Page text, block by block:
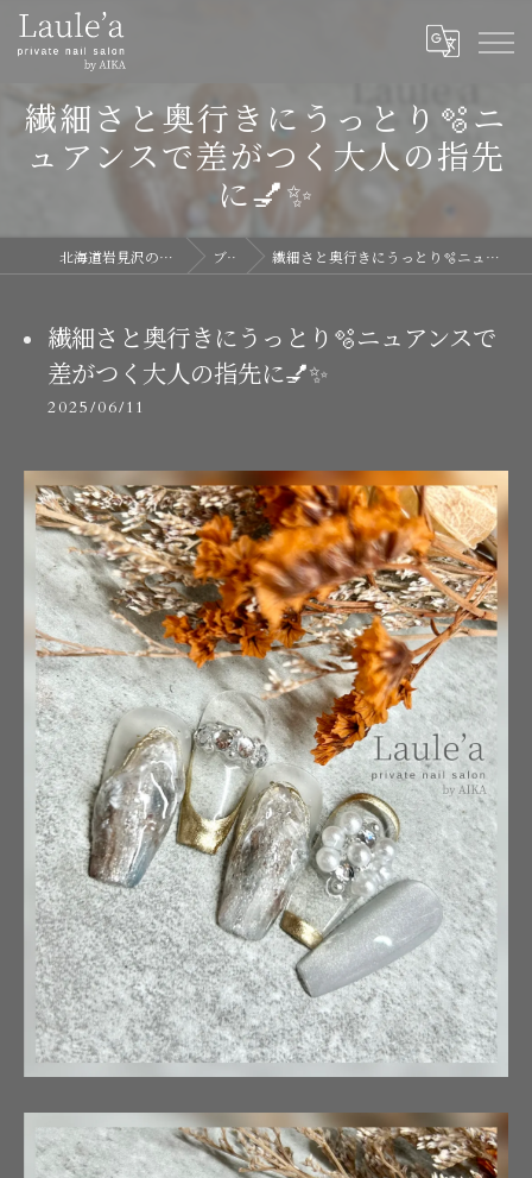
繊細さと奥行きにうっとり🫧ニ
ュアンスで差がつく大人の指先
に💅✨
北海道岩見沢のネイルならLaule'a ブログ 繊細さと奥行きにうっとり🫧ニュアンスで差がつく大人の指先に💅✨
繊細さと奥行きにうっとり🫧ニュアンスで
差がつく大人の指先に💅✨
2025/06/11